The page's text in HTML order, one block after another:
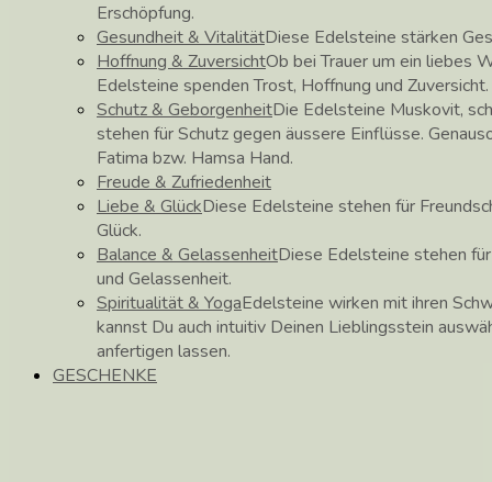
Erschöpfung.
Gesundheit & VitalitätDiese Edelsteine stärken
Hoffnung & ZuversichtOb bei Trauer um ein liebes
Edelsteine spenden Trost, Hoffnung und Zuversicht.
Schutz & GeborgenheitDie Edelsteine Muskovit,
stehen für Schutz gegen äussere Einflüsse.
Fatima bzw. Hamsa Hand.
Freude & Zufriedenheit
Liebe & GlückDiese Edelsteine stehen für
Glück.
Balance & GelassenheitDiese Edelsteine stehen
und Gelassenheit.
Spiritualität & YogaEdelsteine wirken mit ihren
kannst Du auch intuitiv Deinen Lieblingsstein
anfertigen lassen.
GESCHENKE